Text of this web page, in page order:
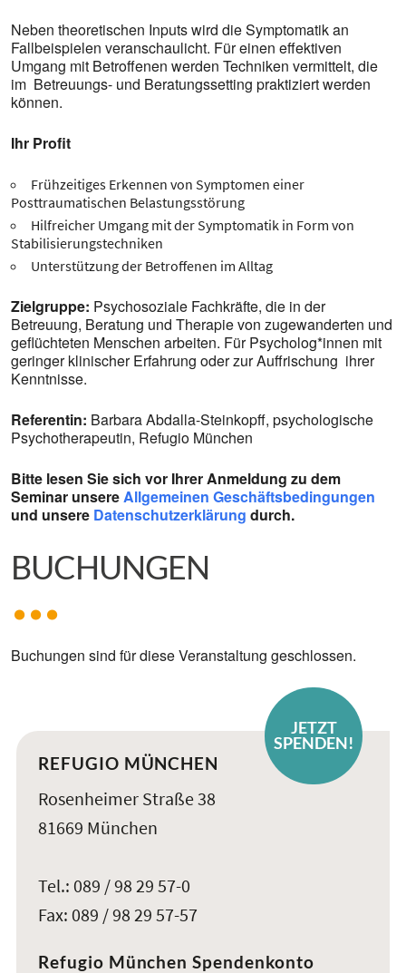
Neben theoretischen Inputs wird die Symptomatik an
Fallbeispielen veranschaulicht. Für einen effektiven
Umgang mit Betroffenen werden Techniken vermittelt, die
im Betreuungs- und Beratungssetting praktiziert werden
können.
Ihr Profit
Frühzeitiges Erkennen von Symptomen einer
Posttraumatischen Belastungsstörung
Hilfreicher Umgang mit der Symptomatik in Form von
Stabilisierungstechniken
Unterstützung der Betroffenen im Alltag
Zielgruppe: Psychosoziale Fachkräfte, die in der
Betreuung, Beratung und Therapie von zugewanderten und
geflüchteten Menschen arbeiten. Für Psycholog*innen mit
geringer klinischer Erfahrung oder zur Auffrischung ihrer
Kenntnisse.
Referentin: Barbara Abdalla-Steinkopff, psychologische
Psychotherapeutin, Refugio München
Bitte lesen Sie sich vor Ihrer Anmeldung zu dem
Seminar unsere Allgemeinen Geschäftsbedingungen
und unsere Datenschutzerklärung durch.
BUCHUNGEN
Buchungen sind für diese Veranstaltung geschlossen.
JETZT
SPENDEN!
REFUGIO MÜNCHEN
Rosenheimer Straße 38
81669 München
Tel.: 089 / 98 29 57-0
Fax: 089 / 98 29 57-57
Refugio München Spendenkonto